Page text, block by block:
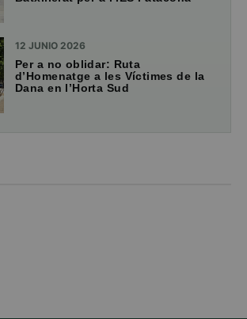
12 JUNIO 2026
Per a no oblidar: Ruta
d’Homenatge a les Víctimes de la
Dana en l’Horta Sud